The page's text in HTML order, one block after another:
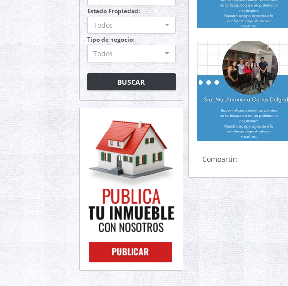
Estado Propiedad:
Todos
Tipo de negocio:
Todos
BUSCAR
Compartir: